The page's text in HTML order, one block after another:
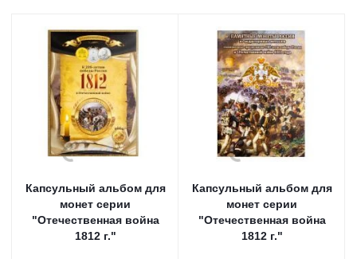
Капсульный альбом для
монет серии
"Отечественная война
1812 г."
Капсульный альбом для
монет серии
"Отечественная война
1812 г."